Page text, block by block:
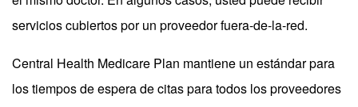
servicios cubiertos por un proveedor fuera-de-la-red.
Central Health Medicare Plan mantiene un estándar para
los tiempos de espera de citas para todos los proveedores